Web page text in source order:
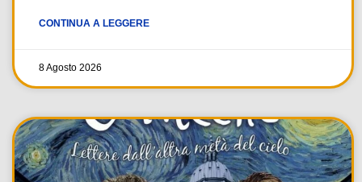
CONTINUA A LEGGERE
8 Agosto 2026